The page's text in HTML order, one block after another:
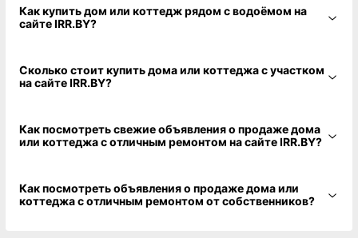
Как купить дом или коттедж рядом с водоёмом на
сайте IRR.BY?
Сколько стоит купить дома или коттеджа с участком
на сайте IRR.BY?
Как посмотреть свежие объявления о продаже дома
или коттеджа с отличным ремонтом на сайте IRR.BY?
Как посмотреть объявления о продаже дома или
коттеджа с отличным ремонтом от собственников?